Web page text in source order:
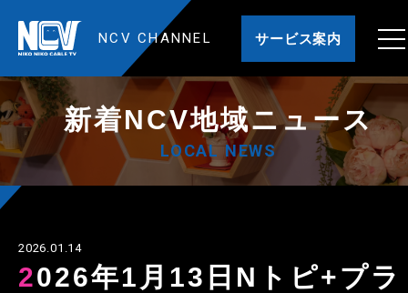
NCV CHANNEL サービス案内
新着NCV地域ニュース
LOCAL NEWS
2026.01.14
2026年1月13日Nトピ+プラ